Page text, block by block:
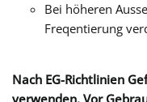
Bei höheren
Freqentierung
Nach EG-Richtlinien